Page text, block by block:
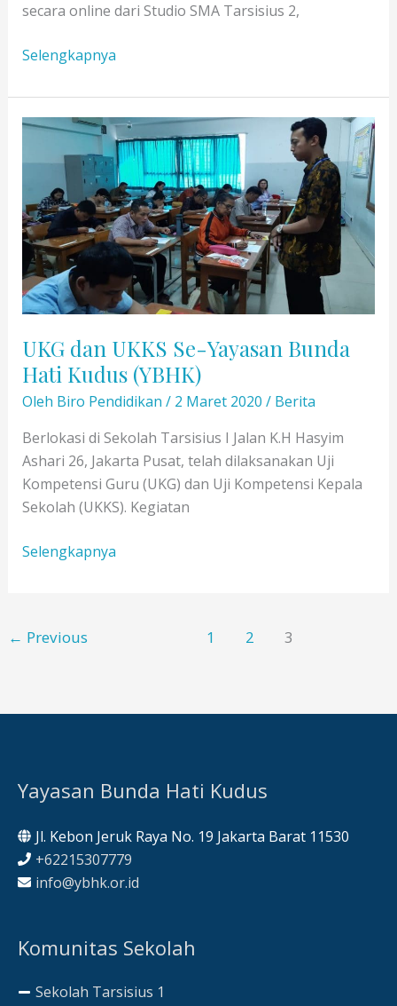
secara online dari Studio SMA Tarsisius 2,
Soft
Bilingual
Class
YBHK
Selengkapnya
UKG dan UKKS Se-Yayasan Bunda
Hati Kudus (YBHK)
Oleh Biro Pendidikan / 2 Maret 2020 / Berita
Berlokasi di Sekolah Tarsisius I Jalan K.H Hasyim
Ashari 26, Jakarta Pusat, telah dilaksanakan Uji
Kompetensi Guru (UKG) dan Uji Kompetensi Kepala
Sekolah (UKKS). Kegiatan
UKG
Yayasan
Kudus
Selengkapnya
← Previous 1 2 3
Yayasan Bunda Hati Kudus
Jl. Kebon Jeruk Raya No. 19 Jakarta Barat 11530
+62215307779
info@ybhk.or.id
Komunitas Sekolah
Sekolah Tarsisius 1